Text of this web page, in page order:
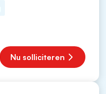
Nu solliciteren